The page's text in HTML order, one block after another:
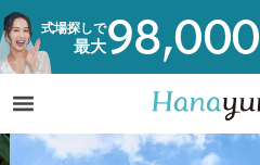
式場探しで
最大98,000